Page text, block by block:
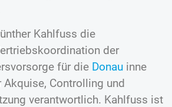
Kahlfuss die
der
für die Donau inne
Controlling und
verantwortlich. Kahlfuss ist